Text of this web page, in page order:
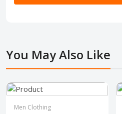
You May Also Like
Men Clothing